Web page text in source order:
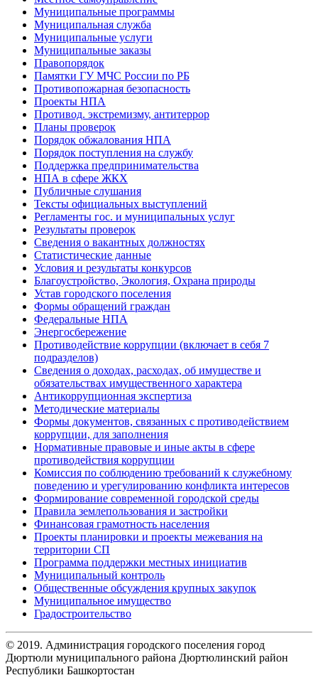
Муниципальные программы
Муниципальная служба
Муниципальные услуги
Муниципальные заказы
Правопорядок
Памятки ГУ МЧС России по РБ
Противопожарная безопасность
Проекты НПА
Противод. экстремизму, антитеррор
Планы проверок
Порядок обжалования НПА
Порядок поступления на службу
Поддержка предпринимательства
НПА в сфере ЖКХ
Публичные слушания
Тексты официальных выступлений
Регламенты гос. и муниципальных услуг
Результаты проверок
Сведения о вакантных должностях
Статистические данные
Условия и результаты конкурсов
Благоустройство, Экология, Охрана природы
Устав городского поселения
Формы обращений граждан
Федеральные НПА
Энергосбережение
Противодействие коррупции (включает в себя 7
подразделов)
Сведения о доходах, расходах, об имуществе и
обязательствах имущественного характера
Антикоррупционная экспертиза
Методические материалы
Формы документов, связанных с противодействием
коррупции, для заполнения
Нормативные правовые и иные акты в сфере
противодействия коррупции
Комиссия по соблюдению требований к служебному
поведению и урегулированию конфликта интересов
Формирование современной городской среды
Правила землепользования и застройки
Финансовая грамотность населения
Проекты планировки и проекты межевания на
территории СП
Программа поддержки местных инициатив
Муниципальный контроль
Общественные обсуждения крупных закупок
Муниципальное имущество
Градостроительство
© 2019. Администрация городского поселения город
Дюртюли муниципального района Дюртюлинский район
Республики Башкортостан